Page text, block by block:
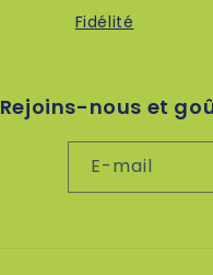
Fidélité
Rejoins-nous et
E-mail